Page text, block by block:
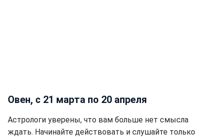
Овен, с 21 марта по 20 апреля
Астрологи уверены, что вам больше нет смысла
ждать. Начинайте действовать и слушайте только